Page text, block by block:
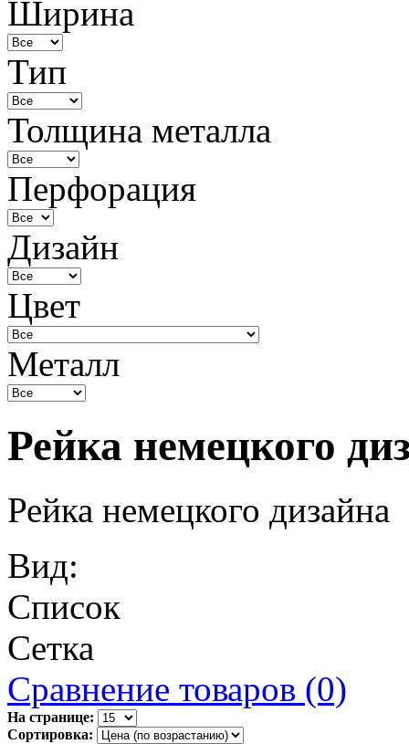
Ширина
Тип
Толщина металла
Перфорация
Дизайн
Цвет
Металл
Рейка немецкого
Рейка немецкого дизайна
Вид:
Список
Сетка
Сравнение товаров (0)
На странице:
Сортировка: